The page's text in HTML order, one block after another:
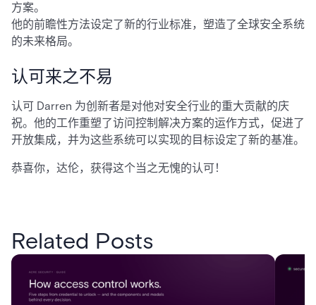
方案。
他的前瞻性方法设定了新的行业标准，塑造了全球安全系统
的未来格局。
认可来之不易
认可 Darren 为创新者是对他对安全行业的重大贡献的庆
祝。他的工作重塑了访问控制解决方案的运作方式，促进了
开放集成，并为这些系统可以实现的目标设定了新的基准。
恭喜你，达伦，获得这个当之无愧的认可！
Related Posts